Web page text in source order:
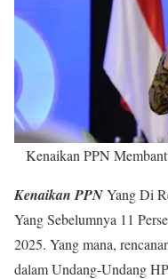
Kenaikan PPN
Kenaikan PPNYang Di
Yang Sebelumnya 11
2025. Yang mana,
dalam Undang-Undang